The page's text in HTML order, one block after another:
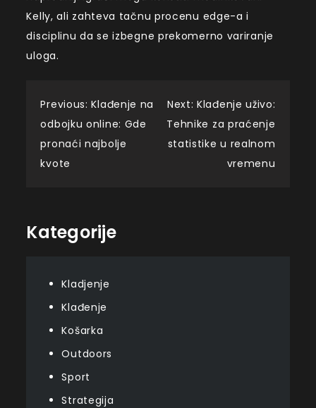
Kelly, ali zahteva tačnu procenu edge-a i
disciplinu da se izbegne prekomerno variranje
uloga.
Post
navigation
Previous: Klađenje na
odbojku online: Gde
pronaći najbolje
kvote
Next: Klađenje uživo:
Tehnike za praćenje
statistike u realnom
vremenu
Kategorije
Kladjenje
Klađenje
Košarka
Outdoors
Sport
Strategija